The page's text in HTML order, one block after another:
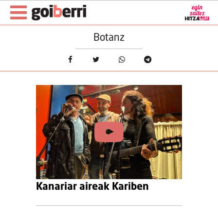
Botanz
Kanariar aireak Kariben